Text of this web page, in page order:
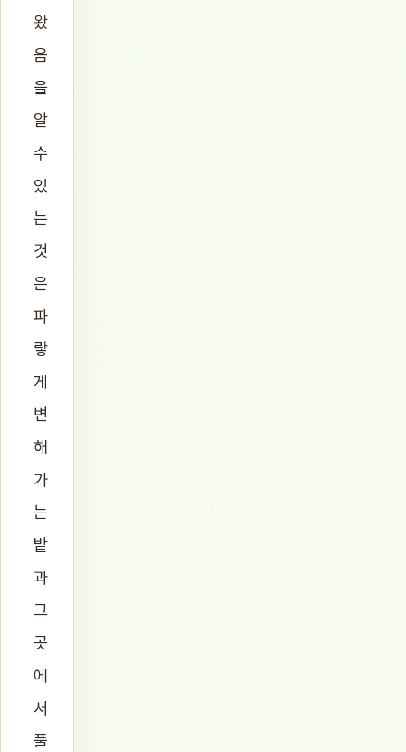
왔
음
을
알
수
있
는
것
은
파
랗
게
변
해
가
는
밭
과
그
곳
에
서
풀